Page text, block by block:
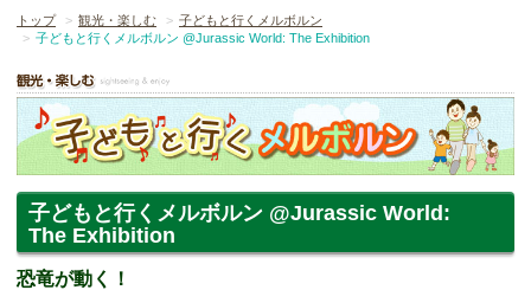
トップ 観光・楽しむ
子どもと行くメルボルン
子どもと行くメルボルン @Jurassic World: The Exhibition
子どもと行くメルボルン @Jurassic World:
The Exhibition
恐竜が動く！